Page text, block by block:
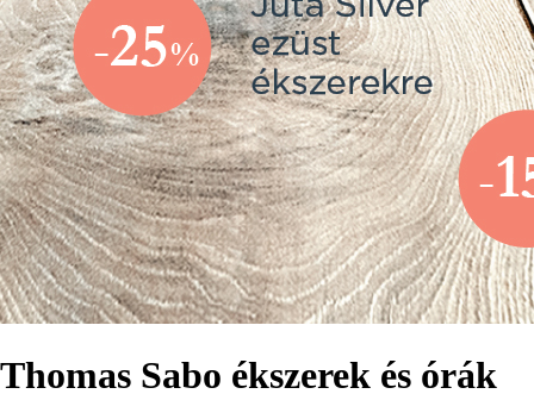
Thomas Sabo ékszerek és órák